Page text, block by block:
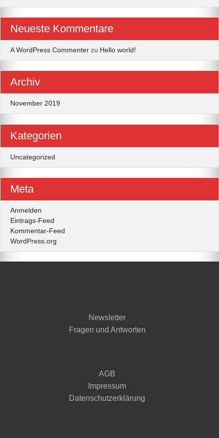
Neueste Kommentare
A WordPress Commenter zu Hello world!
Archiv
November 2019
Kategorien
Uncategorized
Meta
Anmelden
Eintrags-Feed
Kommentar-Feed
WordPress.org
Newsletter
Fragen und Antworten
AGB
Impressum
Datenschutzerklärung